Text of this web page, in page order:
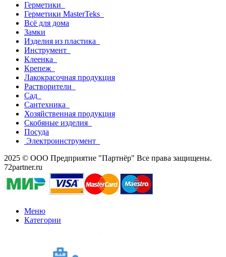
Герметики
Герметики MasterTeks
Всё для дома
Замки
Изделия из пластика
Инструмент
Клеенка
Крепеж
Лакокрасочная продукция
Растворители
Сад
Сантехника
Хозяйственная продукция
Скобяные изделия
Посуда
Электроинструмент
2025 © ООО Предприятие "Партнёр" Все права защищены.
72partner.ru
Меню
Категории